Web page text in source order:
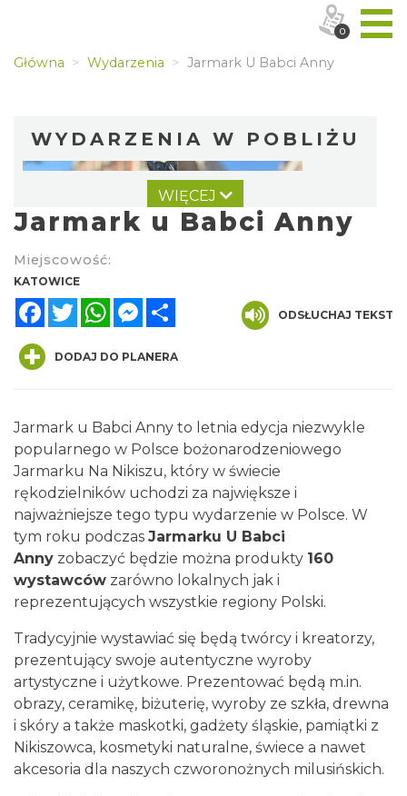
Główna Wydarzenia Jarmark U Babci Anny
WYDARZENIA W POBLIŻU
CO, GDZIE, KIEDY W KATOWICACH 3-
9.08.2026
Katowice
0.55 km
LORD OF THE DANCE - 30th Anniversary
Tour
Katowice
2026-12-11
0.95 km
LORD OF THE DANCE 2026
WIĘCEJ
Jarmark u Babci Anny
Miejscowość:
KATOWICE
FacebookTwitterWhatsAppMessenger
ODSŁUCHAJ TEKST
DODAJ DO PLANERA
Jarmark u Babci Anny to letnia edycja niezwykle
popularnego w Polsce bożonarodzeniowego
Jarmarku Na Nikiszu, który w świecie
rękodzielników uchodzi za największe i
najważniejsze tego typu wydarzenie w Polsce. W
tym roku podczas Jarmarku U Babci
Anny zobaczyć będzie można produkty 160
wystawców zarówno lokalnych jak i
reprezentujących wszystkie regiony Polski.
Tradycyjnie wystawiać się będą twórcy i kreatorzy,
prezentujący swoje autentyczne wyroby
artystyczne i użytkowe. Prezentować będą m.in.
obrazy, ceramikę, biżuterię, wyroby ze szkła, drewna
i skóry a także maskotki, gadżety śląskie, pamiątki z
Nikiszowca, kosmetyki naturalne, świece a nawet
akcesoria dla naszych czworonożnych milusińskich.
0